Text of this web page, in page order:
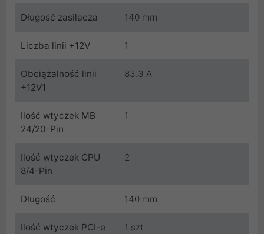
Długość zasilacza 140 mm
Liczba linii +12V 1
Obciążalność linii
+12V1
83.3 A
Ilość wtyczek MB
24/20-Pin
1
Ilość wtyczek CPU
8/4-Pin
2
Długość 140 mm
Ilość wtyczek PCI-e
1 szt